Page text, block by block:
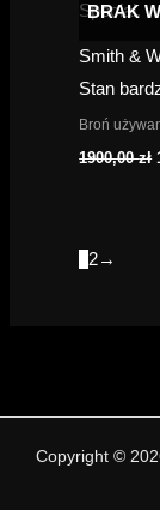
BRAK
Smith &
Stan
Broń
1900,00zł
12→
Copyright ©